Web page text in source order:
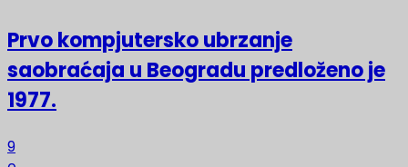
Prvo kompjutersko ubrzanje
saobraćaja u Beogradu predloženo je
1977.
9